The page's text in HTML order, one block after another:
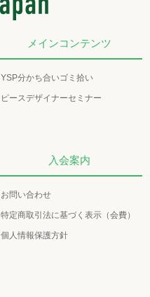
メインコンテンツ
YSP分かち合いゴミ拾い
ピースデザイナーセミナー
入会案内
お問い合わせ
特定商取引法に基づく表示（会費）
個人情報保護方針